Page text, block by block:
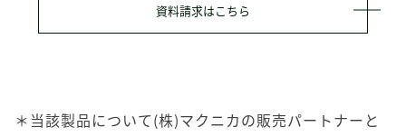
資料請求はこちら
＊当該製品について(株)マクニカの販売パートナーと